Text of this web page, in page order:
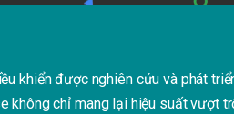
khiển được nghiên cứu và phát
không chỉ mang lại hiệu suất vượt